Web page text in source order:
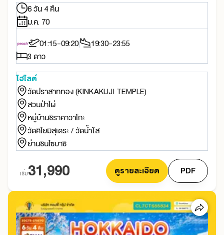
6 วัน 4 คืน
ม.ค. 70
01:15-09:20
19:30-23:55
3 ดาว
ไฮไลต์
วัดปราสาททอง (KINKAKUJI TEMPLE)
สวนป่าไผ่
หมู่บ้านชิราคาวาโกะ
วัดคิโยมิสุเดระ / วัดน้ำใส
ย่านชินไซบาชิ
เริ่ม31,990 ดูรายละเอียด PDF